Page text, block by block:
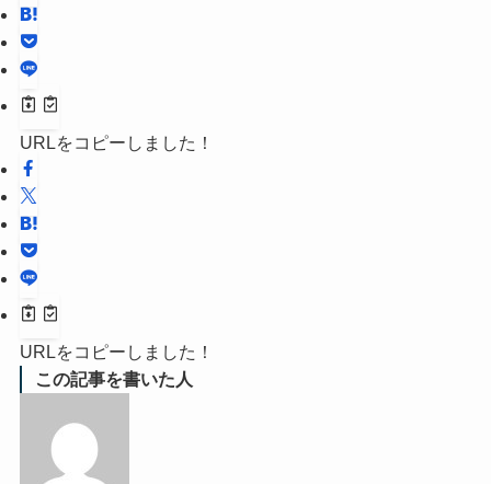
URLをコピーしました！
URLをコピーしました！
この記事を書いた人